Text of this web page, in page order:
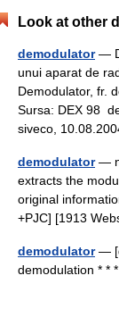
Look at other
demodulator—
unui aparat de
Demodulator, fr.
Sursa: DEX 98
siveco,
demodulator—
extracts the
original
+PJC] [1913
demodulator—
demodulation * *